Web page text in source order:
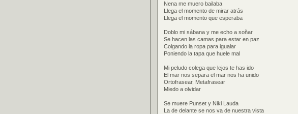
Nena me muero bailaba
Llega el momento de mirar atrás
Llega el momento que esperaba
Doblo mi sábana y me echo a soñar
Se hacen las camas para estar en paz
Colgando la ropa para igualar
Poniendo la tapa que huele mal
Mi peludo colega que lejos te has ido
El mar nos separa el mar nos ha unido
Ortofrasear, Metafrasear
Miedo a olvidar
Se muere Punset y Niki Lauda
La de delante se nos va de nuestra vista